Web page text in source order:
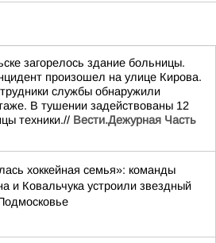
загорелось здание больницы.
произошел на улице Кирова.
службы обнаружили
В тушении задействованы 12
техники.// Вести.Дежурная Часть
хоккейная семья»: команды
и Ковальчука устроили звездный